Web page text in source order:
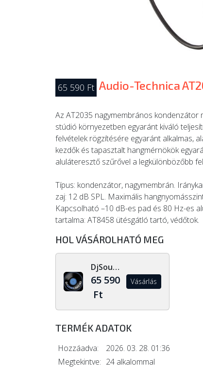
65 590 Ft Audio-Technica
Az AT2035 nagymembrános
stúdió környezetben egyaránt kiváló
felvételek rögzítésére egyaránt alkalmas,
kezdők és tapasztalt hangmérnökök
aluláteresztő szűrővel a legkülönbözőbb
Típus: kondenzátor, nagymembrán.
zaj: 12 dB SPL. Maximális
Kapcsolható –10 dB-es pad és 80 Hz-es
tartalma: AT8458 ütésgátló tartó, védőtok.
HOL VÁSÁROLHATÓ MEG
DjSoundLight.hu
65 590
Ft
Vásárlás
TERMÉK ADATOK
Hozzáadva:
2026. 03. 28. 01:36
Megtekintve: 24 alkalommal